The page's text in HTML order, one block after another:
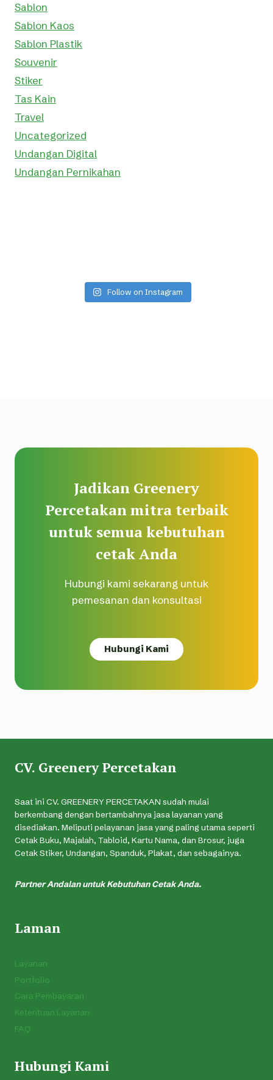
Sablon
Sablon Kaos
Sablon Plastik
Souvenir
Stiker
Tas Kain
Travel
Uncategorized
Undangan Digital
Undangan Pernikahan
Follow on Instagram
Jadikan Greenery
Percetakan mitra terbaik
untuk semua kebutuhan
cetak Anda
Hubungi kami sekarang untuk
pemesanan dan konsultasi
Hubungi Kami
CV. Greenery Percetakan
Saat ini CV. GREENERY PERCETAKAN sudah mulai
berkembang dengan bertambahnya jasa layanan yang
disediakan. Meliputi pelayanan jasa yang paling utama seperti
Cetak Buku, Majalah, Tabloid, Kartu Nama, dan Brosur, juga
Cetak Stiker, Undangan, Spanduk, Plakat, dan sebagainya.
Partner Andalan untuk Kebutuhan Cetak Anda.
Laman
Layanan
Portfolio
Cara Pembayaran
Ketentuan Layanan
FAQ
Hubungi Kami